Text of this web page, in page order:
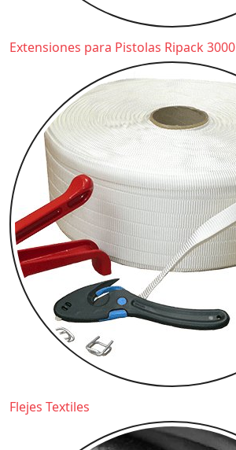
Extensiones para Pistolas Ripack 3000
Flejes Textiles